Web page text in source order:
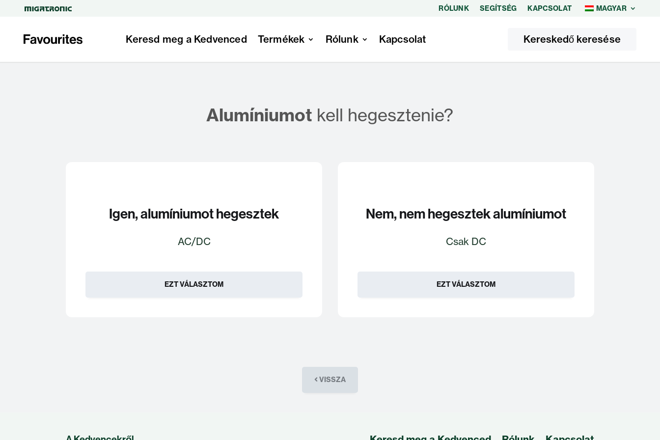
RÓLUNK SEGÍTSÉG KAPCSOLAT MAGYAR
Keresd meg a Kedvenced Termékek Rólunk Kapcsolat Kereskedő keresése
Alumíniumot kell hegesztenie?
Igen, alumíniumot hegesztek
AC/DC
EZT VÁLASZTOM
Nem, nem hegesztek alumíniumot
Csak DC
EZT VÁLASZTOM
VISSZA